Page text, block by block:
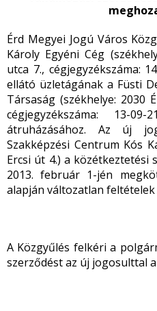
Érd Megyei Jogú Város
Károly Egyéni Cég
utca 7., cégjegyzékszáma:
ellátó üzletágának a Füsti
Társaság (székhelye: 2030
cégjegyzékszáma: 13-
átruházásához. Az új
Szakképzési Centrum Kós
Ercsi út 4.) a közétkeztetési
2013. február 1-jén
alapján változatlan
A Közgyűlés felkéri a
szerződést az új jogosulttal